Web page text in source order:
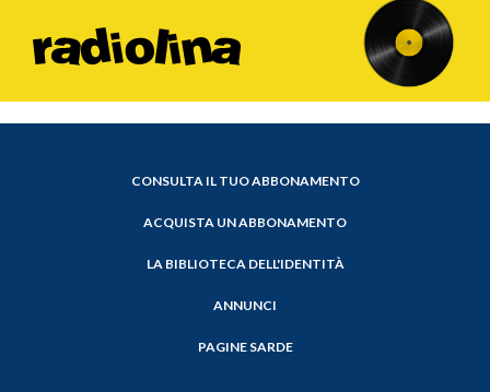
CONSULTA IL TUO ABBONAMENTO
ACQUISTA UN ABBONAMENTO
LA BIBLIOTECA DELL'IDENTITÀ
ANNUNCI
PAGINE SARDE